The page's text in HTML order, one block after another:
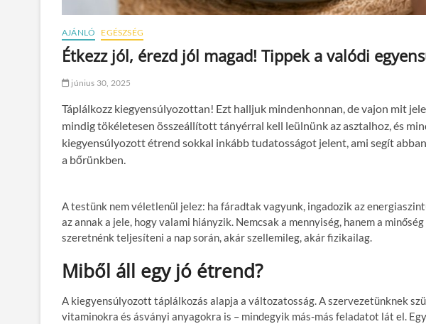
AJÁNLÓ EGÉSZSÉG
Étkezz jól, érezd jól magad! Tippek a valódi
június 30, 2025
Táplálkozz kiegyensúlyozottan! Ezt halljuk mindenhonnan, de vajon mit
mindig tökéletesen összeállított tányérral kell leülnünk az asztalhoz, és
kiegyensúlyozott étrend sokkal inkább tudatosságot jelent, ami segít
a bőrünkben.
A testünk nem véletlenül jelez: ha fáradtak vagyunk, ingadozik az
az annak a jele, hogy valami hiányzik. Nemcsak a mennyiség, hanem a
szeretnénk teljesíteni a nap során, akár szellemileg, akár fizikailag.
Miből áll egy jó étrend?
A kiegyensúlyozott táplálkozás alapja a változatosság. A szervezetünknek
vitaminokra és ásványi anyagokra is – mindegyik más-más feladatot lát el.